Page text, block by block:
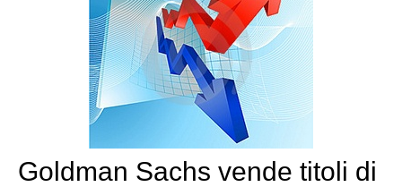
Goldman Sachs vende titoli di